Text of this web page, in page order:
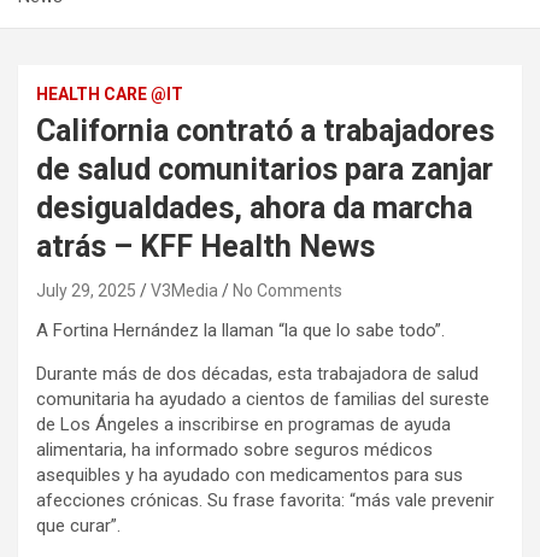
HEALTH CARE @IT
California contrató a trabajadores
de salud comunitarios para zanjar
desigualdades, ahora da marcha
atrás – KFF Health News
July 29, 2025 V3Media No Comments
A Fortina Hernández la llaman “la que lo sabe todo”.
Durante más de dos décadas, esta trabajadora de salud
comunitaria ha ayudado a cientos de familias del sureste
de Los Ángeles a inscribirse en programas de ayuda
alimentaria, ha informado sobre seguros médicos
asequibles y ha ayudado con medicamentos para sus
afecciones crónicas. Su frase favorita: “más vale prevenir
que curar”.